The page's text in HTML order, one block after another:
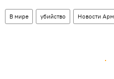
В мире убийство Новости